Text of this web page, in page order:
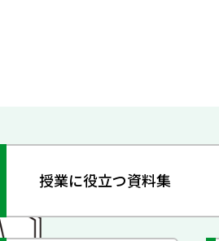
授業に役立つ資料集